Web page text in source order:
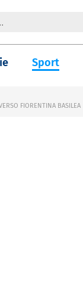
Sport
FIORENTINA BASILEA